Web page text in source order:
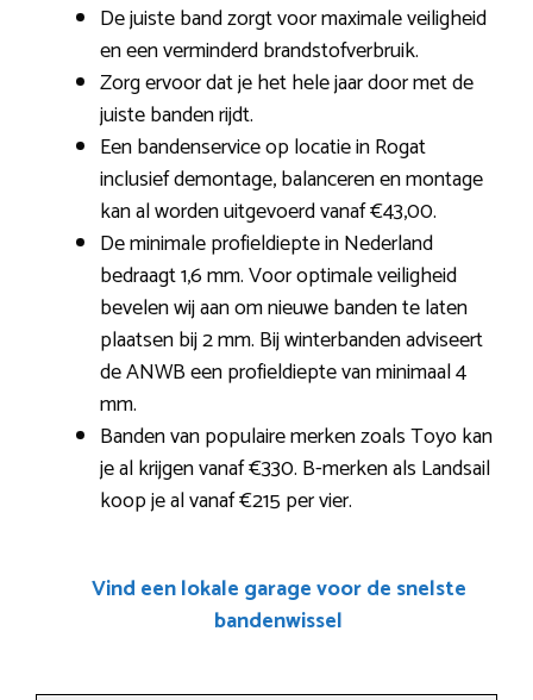
De juiste band zorgt voor maximale veiligheid
en een verminderd brandstofverbruik.
Zorg ervoor dat je het hele jaar door met de
juiste banden rijdt.
Een bandenservice op locatie in Rogat
inclusief demontage, balanceren en montage
kan al worden uitgevoerd vanaf €43,00.
De minimale profieldiepte in Nederland
bedraagt 1,6 mm. Voor optimale veiligheid
bevelen wij aan om nieuwe banden te laten
plaatsen bij 2 mm. Bij winterbanden adviseert
de ANWB een profieldiepte van minimaal 4
mm.
Banden van populaire merken zoals Toyo kan
je al krijgen vanaf €330. B-merken als Landsail
koop je al vanaf €215 per vier.
Vind een lokale garage voor de snelste
bandenwissel